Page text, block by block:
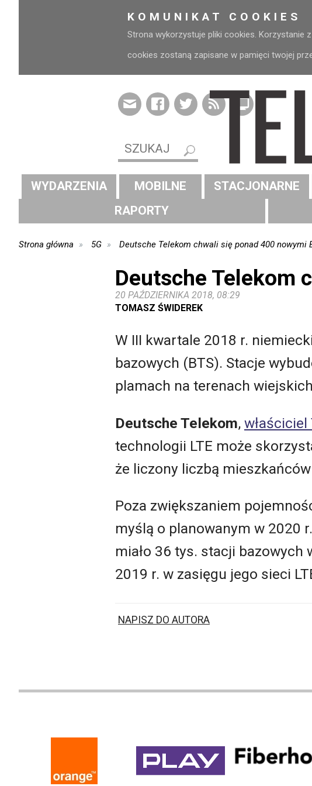
KOMUNIKAT COOKIES
Strona wykorzystuje pliki cookies. Korzystanie
cookies zostaną zapisane w pamięci twojej
WYDARZENIA MOBILNE STACJONARNE
RAPORTY
Strona główna 5G Deutsche Telekom chwali się ponad 400 nowymi
Deutsche Telekom
20 PAŹDZIERNIKA 2018, 08:29
TOMASZ ŚWIDEREK
W III kwartale 2018 r.
bazowych (BTS). Stacje
plamach na terenach
Deutsche Telekom,
technologii LTE może
że liczony liczbą
Poza zwiększaniem
myślą o planowanym w 2020
miało 36 tys. stacji bazowych
2019 r. w zasięgu jego sieci
NAPISZ DO AUTORA